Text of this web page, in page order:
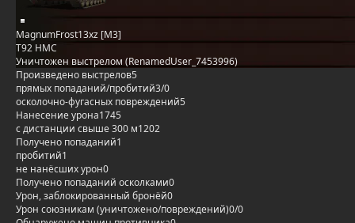
MagnumFrost13xz [M3]
T92 HMC
Уничтожен выстрелом (RenamedUser_7453996)
Произведено выстрелов5
прямых попаданий/пробитий3/0
осколочно-фугасных повреждений5
Нанесение урона1745
с дистанции свыше 300 м1202
Получено попаданий1
пробитий1
не нанёсших урон0
Получено попаданий осколками0
Урон, заблокированный бронёй0
Урон союзникам (уничтожено/повреждений)0/0